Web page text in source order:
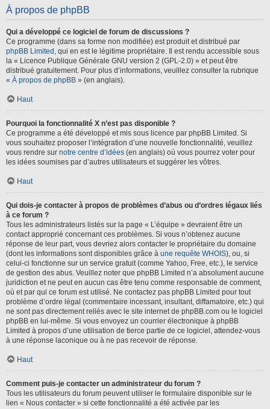
À propos de phpBB
Qui a développé ce logiciel de forum de discussions ?
Ce programme (dans sa forme non modifiée) est produit et distribué par
phpBB Limited , qui en est le légitime propriétaire. Il est rendu accessible sous
la « Licence Publique Générale GNU version 2 (GPL-2.0) » et peut être
distribué gratuitement. Pour plus d’informations, veuillez consulter la rubrique
« À propos de phpBB » (en anglais).
Haut
Pourquoi la fonctionnalité X n’est pas disponible ?
Ce programme a été développé et mis sous licence par phpBB Limited. Si
vous souhaitez proposer l’intégration d’une nouvelle fonctionnalité, veuillez
vous rendre sur notre centre d’idées (en anglais) où vous pourrez voter pour
les idées soumises par d’autres utilisateurs et suggérer les vôtres.
Haut
Qui dois-je contacter à propos de problèmes d’abus ou d’ordres légaux liés
à ce forum ?
Tous les administrateurs listés sur la page « L’équipe » devraient être un
contact approprié concernant ces problèmes. Si vous n’obtenez aucune
réponse de leur part, vous devriez alors contacter le propriétaire du domaine
(dont les informations sont disponibles grâce à une requête WHOIS), ou, si
celui-ci fonctionne sur un service gratuit (comme Yahoo, Free, etc.), le service
de gestion des abus. Veuillez noter que phpBB Limited n’a absolument aucune
juridiction et ne peut en aucun cas être tenu comme responsable de comment,
où et par qui ce forum est utilisé. Ne contactez pas phpBB Limited pour tout
problème d’ordre légal (commentaire incessant, insultant, diffamatoire, etc.) qui
ne sont pas directement reliés avec le site internet de phpBB.com ou le logiciel
phpBB en lui-même. Si vous envoyez un courrier électronique à phpBB
Limited à propos d’une utilisation de tierce partie de ce logiciel, attendez-vous
à une réponse laconique ou à ne pas recevoir de réponse.
Haut
Comment puis-je contacter un administrateur du forum ?
Tous les utilisateurs du forum peuvent utiliser le formulaire disponible sur le
lien « Nous contacter » si cette fonctionnalité a été activée par les